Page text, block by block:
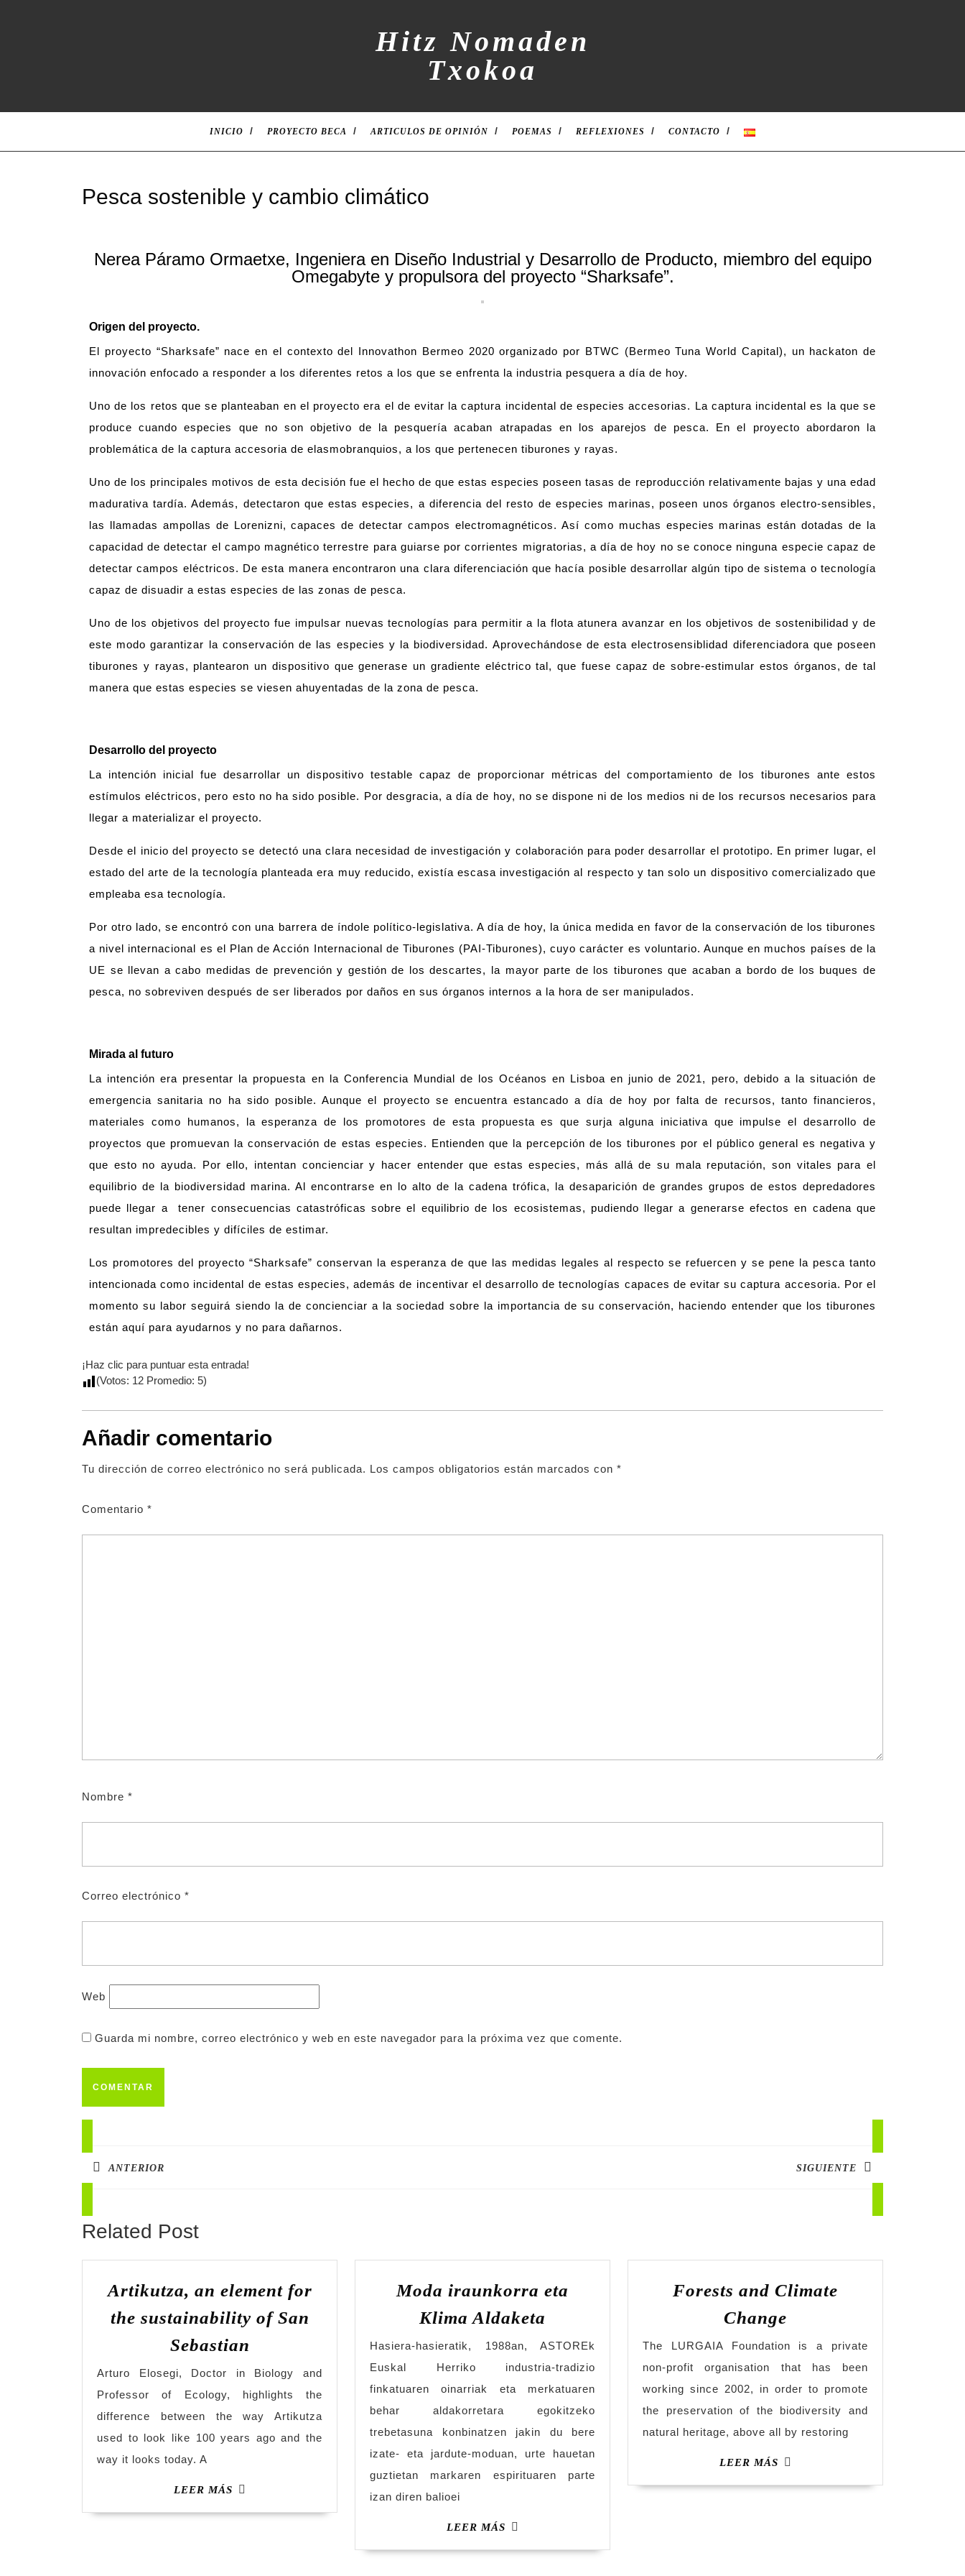
Hitz Nomaden
Txokoa
INICIO PROYECTO BECA ARTICULOS DE OPINIÓN POEMAS REFLEXIONES CONTACTO
Pesca sostenible y cambio climático
Nerea Páramo Ormaetxe, Ingeniera en Diseño Industrial y Desarrollo de Producto, miembro del equipo
Omegabyte y propulsora del proyecto “Sharksafe”.
Origen del proyecto.
El proyecto “Sharksafe” nace en el contexto del Innovathon Bermeo 2020 organizado por BTWC (Bermeo Tuna World Capital), un hackaton de
innovación enfocado a responder a los diferentes retos a los que se enfrenta la industria pesquera a día de hoy.
Uno de los retos que se planteaban en el proyecto era el de evitar la captura incidental de especies accesorias. La captura incidental es la que se
produce cuando especies que no son objetivo de la pesquería acaban atrapadas en los aparejos de pesca. En el proyecto abordaron la
problemática de la captura accesoria de elasmobranquios, a los que pertenecen tiburones y rayas.
Uno de los principales motivos de esta decisión fue el hecho de que estas especies poseen tasas de reproducción relativamente bajas y una edad
madurativa tardía. Además, detectaron que estas especies, a diferencia del resto de especies marinas, poseen unos órganos electro-sensibles,
las llamadas ampollas de Lorenizni, capaces de detectar campos electromagnéticos. Así como muchas especies marinas están dotadas de la
capacidad de detectar el campo magnético terrestre para guiarse por corrientes migratorias, a día de hoy no se conoce ninguna especie capaz de
detectar campos eléctricos. De esta manera encontraron una clara diferenciación que hacía posible desarrollar algún tipo de sistema o tecnología
capaz de disuadir a estas especies de las zonas de pesca.
Uno de los objetivos del proyecto fue impulsar nuevas tecnologías para permitir a la flota atunera avanzar en los objetivos de sostenibilidad y de
este modo garantizar la conservación de las especies y la biodiversidad. Aprovechándose de esta electrosensiblidad diferenciadora que poseen
tiburones y rayas, plantearon un dispositivo que generase un gradiente eléctrico tal, que fuese capaz de sobre-estimular estos órganos, de tal
manera que estas especies se viesen ahuyentadas de la zona de pesca.
Desarrollo del proyecto
La intención inicial fue desarrollar un dispositivo testable capaz de proporcionar métricas del comportamiento de los tiburones ante estos
estímulos eléctricos, pero esto no ha sido posible. Por desgracia, a día de hoy, no se dispone ni de los medios ni de los recursos necesarios para
llegar a materializar el proyecto.
Desde el inicio del proyecto se detectó una clara necesidad de investigación y colaboración para poder desarrollar el prototipo. En primer lugar, el
estado del arte de la tecnología planteada era muy reducido, existía escasa investigación al respecto y tan solo un dispositivo comercializado que
empleaba esa tecnología.
Por otro lado, se encontró con una barrera de índole político-legislativa. A día de hoy, la única medida en favor de la conservación de los tiburones
a nivel internacional es el Plan de Acción Internacional de Tiburones (PAI-Tiburones), cuyo carácter es voluntario. Aunque en muchos países de la
UE se llevan a cabo medidas de prevención y gestión de los descartes, la mayor parte de los tiburones que acaban a bordo de los buques de
pesca, no sobreviven después de ser liberados por daños en sus órganos internos a la hora de ser manipulados.
Mirada al futuro
La intención era presentar la propuesta en la Conferencia Mundial de los Océanos en Lisboa en junio de 2021, pero, debido a la situación de
emergencia sanitaria no ha sido posible. Aunque el proyecto se encuentra estancado a día de hoy por falta de recursos, tanto financieros,
materiales como humanos, la esperanza de los promotores de esta propuesta es que surja alguna iniciativa que impulse el desarrollo de
proyectos que promuevan la conservación de estas especies. Entienden que la percepción de los tiburones por el público general es negativa y
que esto no ayuda. Por ello, intentan concienciar y hacer entender que estas especies, más allá de su mala reputación, son vitales para el
equilibrio de la biodiversidad marina. Al encontrarse en lo alto de la cadena trófica, la desaparición de grandes grupos de estos depredadores
puede llegar a tener consecuencias catastróficas sobre el equilibrio de los ecosistemas, pudiendo llegar a generarse efectos en cadena que
resultan impredecibles y difíciles de estimar.
Los promotores del proyecto “Sharksafe” conservan la esperanza de que las medidas legales al respecto se refuercen y se pene la pesca tanto
intencionada como incidental de estas especies, además de incentivar el desarrollo de tecnologías capaces de evitar su captura accesoria. Por el
momento su labor seguirá siendo la de concienciar a la sociedad sobre la importancia de su conservación, haciendo entender que los tiburones
están aquí para ayudarnos y no para dañarnos.
¡Haz clic para puntuar esta entrada!
(Votos: 12 Promedio: 5)
Añadir comentario
Tu dirección de correo electrónico no será publicada. Los campos obligatorios están marcados con *
Comentario *
Nombre *
Correo electrónico *
Web
Guarda mi nombre, correo electrónico y web en este navegador para la próxima vez que comente.
ANTERIOR SIGUIENTE
Related Post
Artikutza, an element for
the sustainability of San
Sebastian
Arturo Elosegi, Doctor in Biology and
Professor of Ecology, highlights the
difference between the way Artikutza
used to look like 100 years ago and the
way it looks today. A
LEER MÁS
Moda iraunkorra eta
Klima Aldaketa
Hasiera-hasieratik, 1988an, ASTOREk
Euskal Herriko industria-tradizio
finkatuaren oinarriak eta merkatuaren
behar aldakorretara egokitzeko
trebetasuna konbinatzen jakin du bere
izate- eta jardute-moduan, urte hauetan
guztietan markaren espirituaren parte
izan diren balioei
LEER MÁS
Forests and Climate
Change
The LURGAIA Foundation is a private
non-profit organisation that has been
working since 2002, in order to promote
the preservation of the biodiversity and
natural heritage, above all by restoring
LEER MÁS